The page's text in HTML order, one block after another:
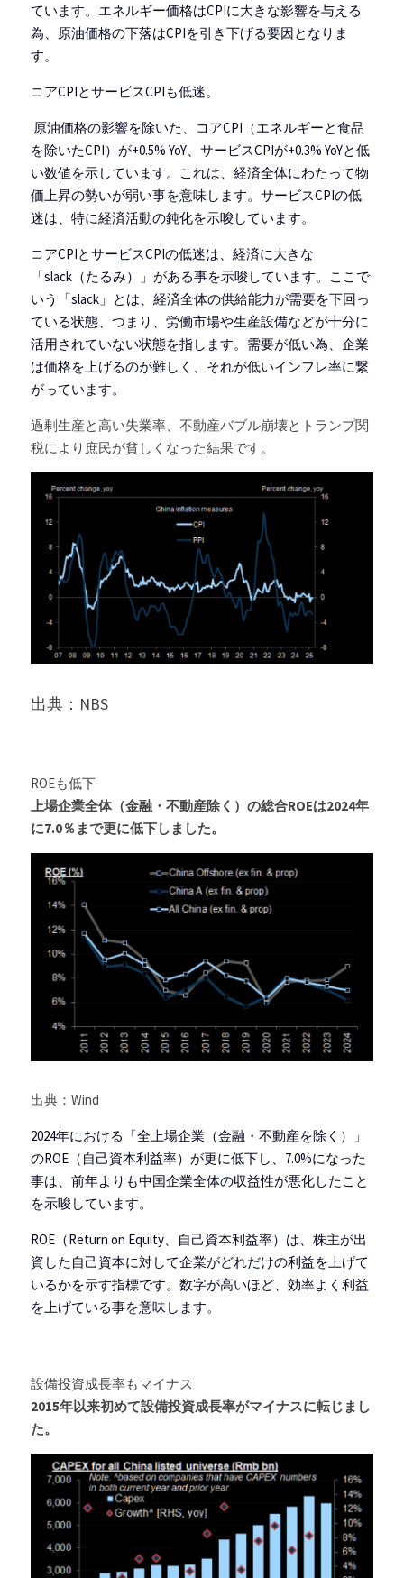
ています。エネルギー価格はCPIに大きな影響を与える
為、原油価格の下落はCPIを引き下げる要因となりま
す。
コアCPIとサービスCPIも低迷。
を除いたCPI）が+0.5% YoY、サービスCPIが+0.3% YoYと低
い数値を示しています。これは、経済全体にわたって物
価上昇の勢いが弱い事を意味します。サービスCPIの低
迷は、特に経済活動の鈍化を示唆しています。
コアCPIとサービスCPIの低迷は、経済に大きな
「slack（たるみ）」がある事を示唆しています。ここで
いう「slack」とは、経済全体の供給能力が需要を下回っ
ている状態、つまり、労働市場や生産設備などが十分に
活用されていない状態を指します。需要が低い為、企業
は価格を上げるのが難しく、それが低いインフレ率に繋
がっています。
過剰生産と高い失業率、不動産バブル崩壊とトランプ関
税により庶民が貧しくなった結果です。
出典：NBS
ROEも低下
上場企業全体（金融・不動産除く）の総合ROEは2024年
に7.0％まで更に低下しました。
出典：Wind
2024年における「全上場企業（金融・不動産を除く）」
のROE（自己資本利益率）が更に低下し、7.0%になった
事は、前年よりも中国企業全体の収益性が悪化したこと
を示唆しています。
ROE（Return on Equity、自己資本利益率）は、株主が出
資した自己資本に対して企業がどれだけの利益を上げて
いるかを示す指標です。数字が高いほど、効率よく利益
を上げている事を意味します。
設備投資成長率もマイナス
2015年以来初めて設備投資成長率がマイナスに転じまし
た。